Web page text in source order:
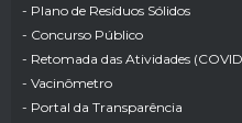
- Plano de Resíduos Sólidos
- Concurso Público
- Retomada das Atividades
- Vacinômetro
- Portal da Transparência